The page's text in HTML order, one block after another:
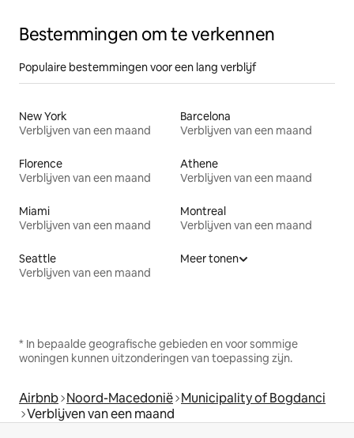
Bestemmingen om te verkennen
Populaire bestemmingen voor een lang verblijf
New York
Verblijven van een maand
Barcelona
Verblijven van een maand
Florence
Verblijven van een maand
Athene
Verblijven van een maand
Miami
Verblijven van een maand
Montreal
Verblijven van een maand
Seattle
Verblijven van een maand
Meer tonen
* In bepaalde geografische gebieden en voor sommige
woningen kunnen uitzonderingen van toepassing zijn.
Airbnb Noord-Macedonië Municipality of Bogdanci
Verblijven van een maand